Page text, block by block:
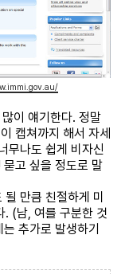
이 얘기한다. 정말
캡쳐까지 해서 자세
무나도 쉽게 비자신
고 싶을 정도로 말
만큼 친절하게 미
. (남, 여를 구분한 것
추가로 발생하기